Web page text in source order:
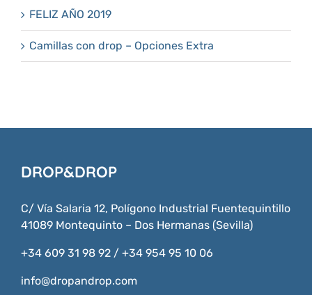
FELIZ AÑO 2019
Camillas con drop – Opciones Extra
DROP&DROP
C/ Vía Salaria 12, Polígono Industrial Fuentequintillo
41089 Montequinto – Dos Hermanas (Sevilla)
+34 609 31 98 92 / +34 954 95 10 06
info@dropandrop.com